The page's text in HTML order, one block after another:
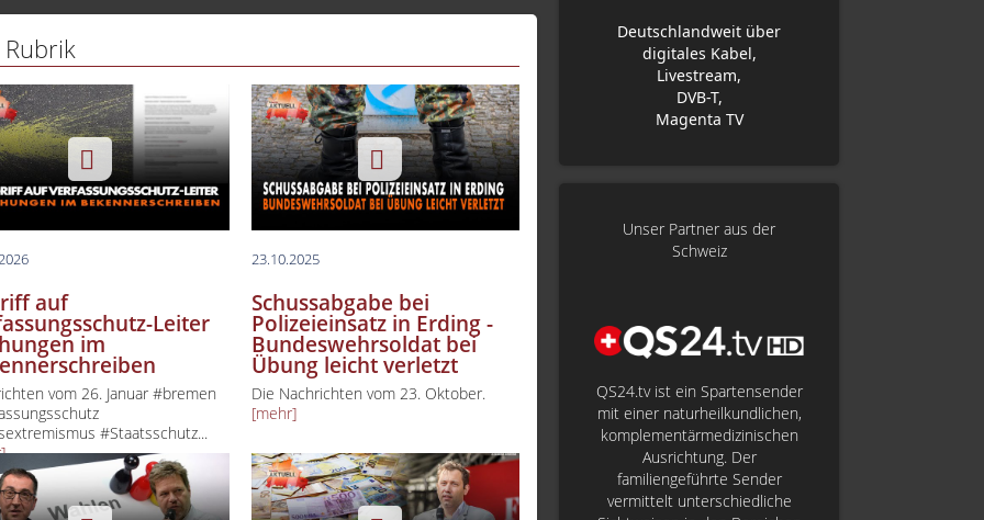
spezial
Aktuell
Creative Capital
& Gesundheit
Des Tages
auf
Leiter
im
vom 26. Januar #bremen
#Staatsschutz...
23.10.2025
Schussabgabe bei
Polizeieinsatz in Erding -
Bundeswehrsoldat bei
Übung leicht verletzt
Die Nachrichten vom 23. Oktober.
[mehr]
Deutschlandweit über
digitales Kabel,
Livestream,
DVB-T,
Magenta TV
Unser Partner aus der
Schweiz
QS24.tv ist ein Spartensender
mit einer naturheilkundlichen,
komplementärmedizinischen
Ausrichtung. Der
familiengeführte Sender
vermittelt unterschiedliche